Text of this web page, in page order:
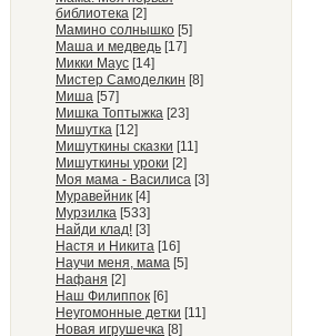
библиотека [2]
Мамино солнышко [5]
Маша и медведь [17]
Микки Маус [14]
Мистер Самоделкин [8]
Миша [57]
Мишка Топтыжка [23]
Мишутка [12]
Мишуткины сказки [11]
Мишуткины уроки [2]
Моя мама - Василиса [3]
Муравейник [4]
Мурзилка [533]
Найди клад! [3]
Настя и Никита [16]
Научи меня, мама [5]
Нафаня [2]
Наш Филиппок [6]
Неугомонные детки [11]
Новая игрушечка [8]